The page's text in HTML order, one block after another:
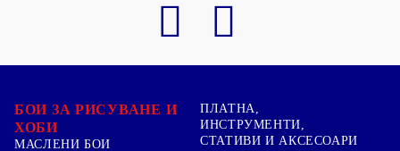
БОИ ЗА РИСУВАНЕ И
ХОБИ
МАСЛЕНИ БОИ
ПЛАТНА,
ИНСТРУМЕНТИ,
СТАТИВИ И АКСЕСОАРИ